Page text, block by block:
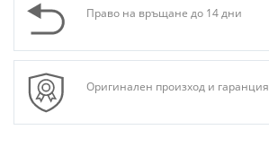
Право на връщане до 14 дни
Оригинален произход и гаранция